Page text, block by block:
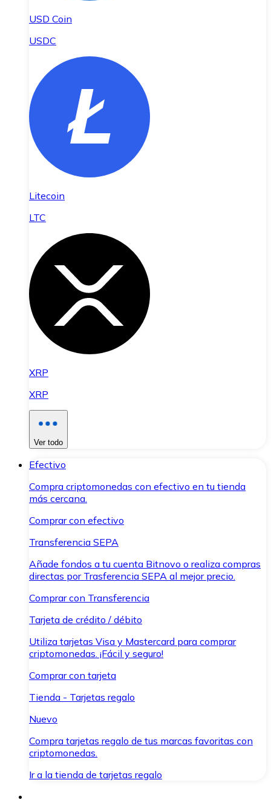
USD Coin
USDC
Litecoin
LTC
XRP
XRP
Ver todo
Efectivo
Compra criptomonedas con efectivo en tu tienda
más cercana.
Comprar con efectivo
Transferencia SEPA
Añade fondos a tu cuenta Bitnovo o realiza compras
directas por Trasferencia SEPA al mejor precio.
Comprar con Transferencia
Tarjeta de crédito / débito
Utiliza tarjetas Visa y Mastercard para comprar
criptomonedas. ¡Fácil y seguro!
Comprar con tarjeta
Tienda - Tarjetas regalo
Nuevo
Compra tarjetas regalo de tus marcas favoritas con
criptomonedas.
Ir a la tienda de tarjetas regalo